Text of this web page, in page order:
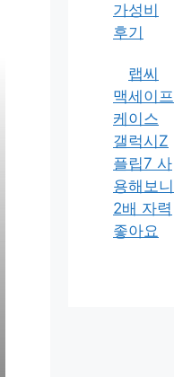
가성비
후기
랩씨
맥세이프
케이스
갤럭시Z
플립7 사
용해보니
2배 자력
좋아요